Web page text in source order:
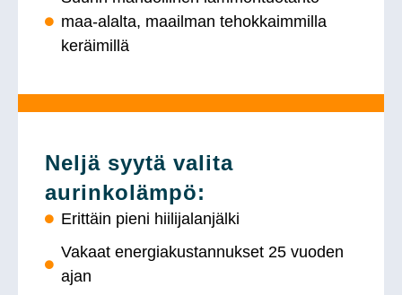
maa-alalta, maailman tehokkaimmilla
keräimillä
Neljä syytä valita
aurinkolämpö:
Erittäin pieni hiilijalanjälki
Vakaat energiakustannukset 25 vuoden
ajan